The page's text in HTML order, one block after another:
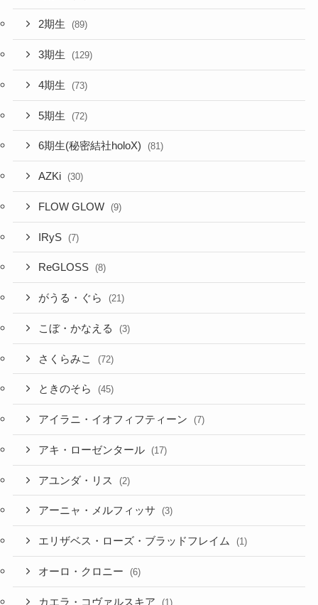
2期生 (89)
3期生 (129)
4期生 (73)
5期生 (72)
6期生(秘密結社holoX) (81)
AZKi (30)
FLOW GLOW (9)
IRyS (7)
ReGLOSS (8)
がうる・ぐら (21)
こぼ・かなえる (3)
さくらみこ (72)
ときのそら (45)
アイラニ・イオフィフティーン (7)
アキ・ローゼンタール (17)
アユンダ・リス (2)
アーニャ・メルフィッサ (3)
エリザベス・ローズ・ブラッドフレイム (1)
オーロ・クロニー (6)
カエラ・コヴァルスキア (1)